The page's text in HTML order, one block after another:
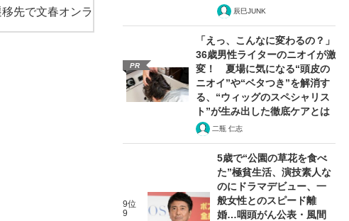
移先で文春オンラ
辰巳JUNK
PR
「えっ、こんなに変わるの？」
36歳男性ライターのニオイが激
変！ 夏場に気になる“頭皮の
ニオイ”や“ベタつき”を解消す
る、“ウィッグのスペシャリス
ト”が生み出した徹底ケアとは
二瓶 仁志
9位
9
5歳で“公園の草花を食べ
た”極貧生活、演技素人な
のにドラマデビュー、一
般女性とのスピード離
婚…咽頭がん公表・風間